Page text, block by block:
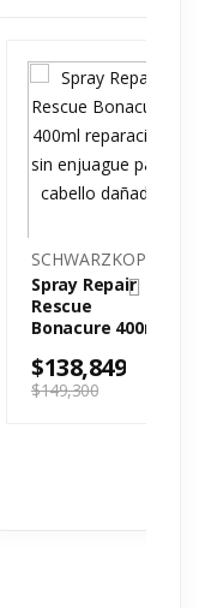
SCHWARZKOPF
Spray Repair
Rescue
Bonacure 400ml
$149,300
$138,849